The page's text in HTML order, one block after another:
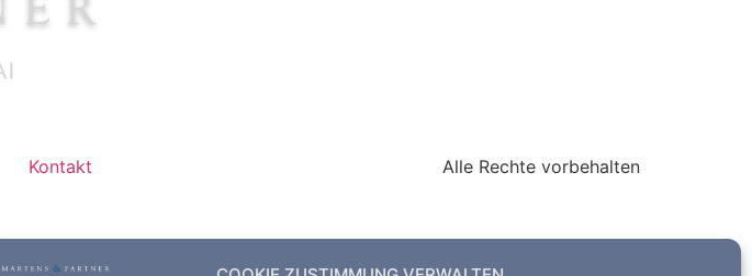
Kontakt Alle Rechte vorbehalten